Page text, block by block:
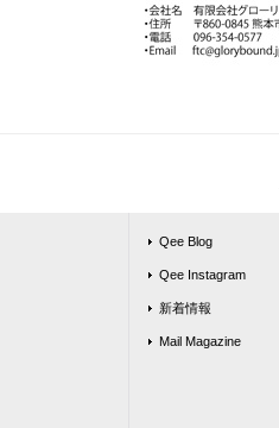
Qee Blog
Qee Instagram
新着情報
Mail Magazine